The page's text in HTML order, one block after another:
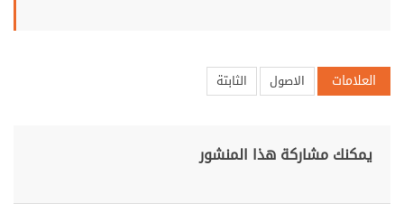
العلامات الاصول الثابتة
يمكنك مشاركة هذا المنشور